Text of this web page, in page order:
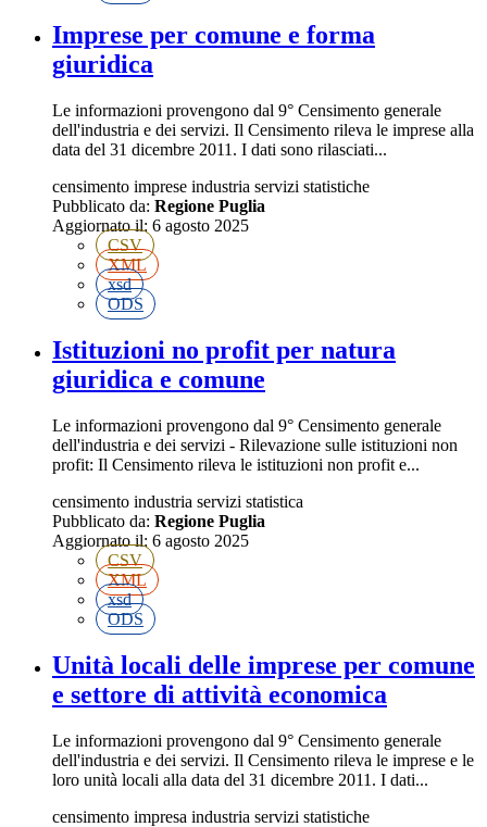
Imprese per comune e forma
giuridica
Le informazioni provengono dal 9° Censimento generale
dell'industria e dei servizi. Il Censimento rileva le imprese alla
data del 31 dicembre 2011. I dati sono rilasciati...
censimento imprese industria servizi statistiche
Pubblicato da: Regione Puglia
Aggiornato il: 6 agosto 2025
CSV
XML
xsd
ODS
Istituzioni no profit per natura
giuridica e comune
Le informazioni provengono dal 9° Censimento generale
dell'industria e dei servizi - Rilevazione sulle istituzioni non
profit: Il Censimento rileva le istituzioni non profit e...
censimento industria servizi statistica
Pubblicato da: Regione Puglia
Aggiornato il: 6 agosto 2025
CSV
XML
xsd
ODS
Unità locali delle imprese per comune
e settore di attività economica
Le informazioni provengono dal 9° Censimento generale
dell'industria e dei servizi. Il Censimento rileva le imprese e le
loro unità locali alla data del 31 dicembre 2011. I dati...
censimento impresa industria servizi statistiche